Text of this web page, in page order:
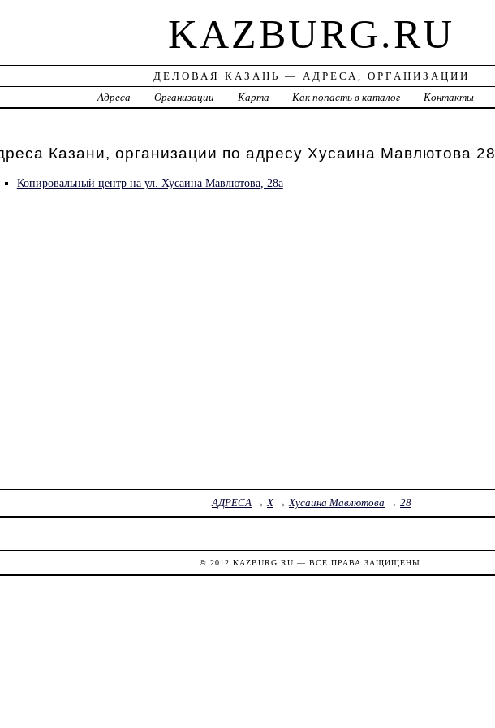
KAZBURG.RU
ДЕЛОВАЯ КАЗАНЬ — АДРЕСА, ОРГАНИЗАЦИИ
Адреса
Организации Карта Как попасть в каталог Контакты
Казани, организации по адресу Хусаина Мавлютова 28
Копировальный центр на ул. Хусаина Мавлютова, 28а
АДРЕСА→Х→Хусаина Мавлютова → 28
© 2012 KAZBURG.RU — ВСЕ ПРАВА ЗАЩИЩЕНЫ.